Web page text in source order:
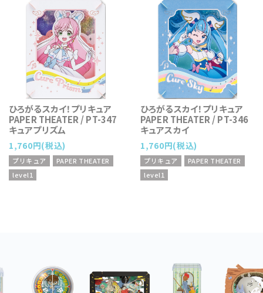
ひろがるスカイ！プリキュア
PAPER THEATER / PT-347
キュアプリズム
1,760円(税込)
プリキュア
PAPER THEATER
level1
ひろがるスカイ！プリキュア
PAPER THEATER / PT-346
キュアスカイ
1,760円(税込)
プリキュア
PAPER THEATER
level1